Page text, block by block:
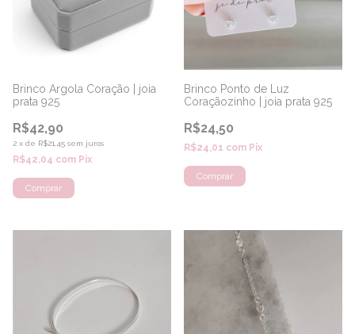
Brinco Argola Coração | joia
prata 925
R$42,90
2 x de R$21,45 sem juros
R$42,04 com Pix
Brinco Ponto de Luz
Coraçãozinho | joia prata 925
R$24,50
R$24,01 com Pix